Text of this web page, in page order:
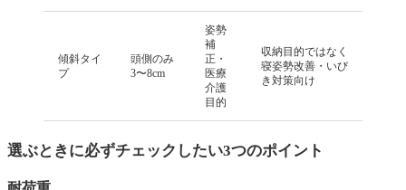
傾斜タイ
プ
頭側のみ
3〜8cm
姿勢
補
正・
医療
介護
目的
収納目的ではなく
寝姿勢改善・いび
き対策向け
選ぶときに必ずチェックしたい3つのポイント